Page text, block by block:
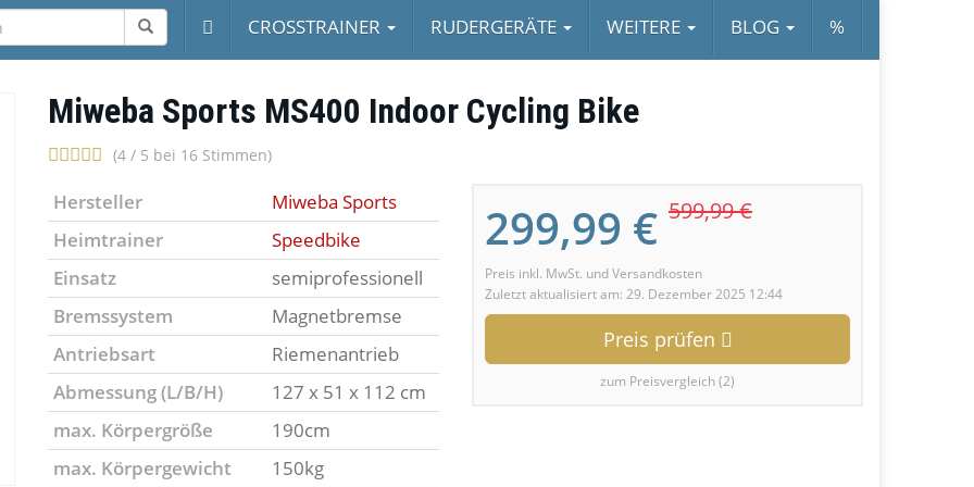
CROSSTRAINER RUDERGERÄTE WEITERE BLOG %
Miweba Sports MS400 Indoor Cycling Bike
(4 / 5 bei 16 Stimmen)
299,99 € 599,99 €
Preis inkl. MwSt. und Versandkosten
Zuletzt aktualisiert am: 29. Dezember 2025 12:44
Preis prüfen
zum Preisvergleich (2)
Hersteller
Miweba Sports
Heimtrainer
Speedbike
Einsatz
semiprofessionell
Bremssystem
Magnetbremse
Antriebsart
Riemenantrieb
Abmessung (L/B/H)
127 x 51 x 112 cm
max. Körpergröße
190cm
max. Körpergewicht
150kg